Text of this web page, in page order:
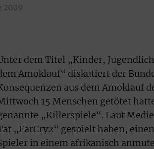
2009
dem Titel „Kinder,
Amoklauf“ diskutiert der
aus dem Amoklauf
15 Menschen getötet
„Killerspiele“. Laut
„FarCry2“ gespielt haben,
in einem afrikanisch